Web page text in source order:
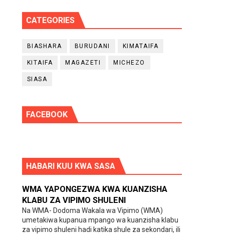
CATEGORIES
BIASHARA BURUDANI KIMATAIFA
KITAIFA MAGAZETI MICHEZO
SIASA
FACEBOOK
HABARI KUU KWA SASA
WMA YAPONGEZWA KWA KUANZISHA
KLABU ZA VIPIMO SHULENI
Na WMA- Dodoma Wakala wa Vipimo (WMA)
umetakiwa kupanua mpango wa kuanzisha klabu
za vipimo shuleni hadi katika shule za sekondari, ili